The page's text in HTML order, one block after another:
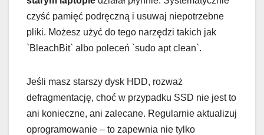
czyść pamięć podręczną i usuwaj niepotrzebne
pliki. Możesz użyć do tego narzędzi takich jak
`BleachBit` albo poleceń `sudo apt clean`.
Jeśli masz starszy dysk HDD, rozważ
defragmentację, choć w przypadku SSD nie jest to
ani konieczne, ani zalecane. Regularnie aktualizuj
oprogramowanie – to zapewnia nie tylko